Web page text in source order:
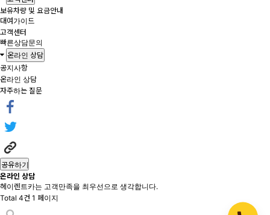
보유차량 및 요금안내
대여가이드
고객센터
빠른상담문의
온라인 상담
공지사항
온라인 상담
자주하는 질문
공유하기
온라인 상담
헤이렌트카는 고객만족을 최우선으로 생각합니다.
Total 4건 1 페이지